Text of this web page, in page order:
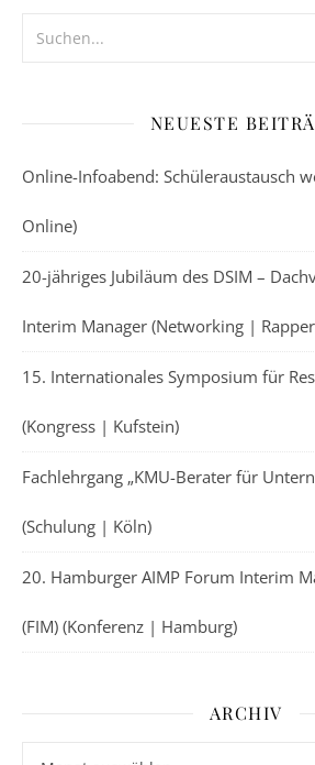
NEUESTE
Online-Infoabend: Schüleraustausch
Online)
20-jähriges Jubiläum des DSIM –
Interim Manager (Networking |
15. Internationales Symposium für
(Kongress | Kufstein)
Fachlehrgang „KMU-Berater für
(Schulung | Köln)
20. Hamburger AIMP Forum Interim
(FIM) (Konferenz | Hamburg)
ARCHIV